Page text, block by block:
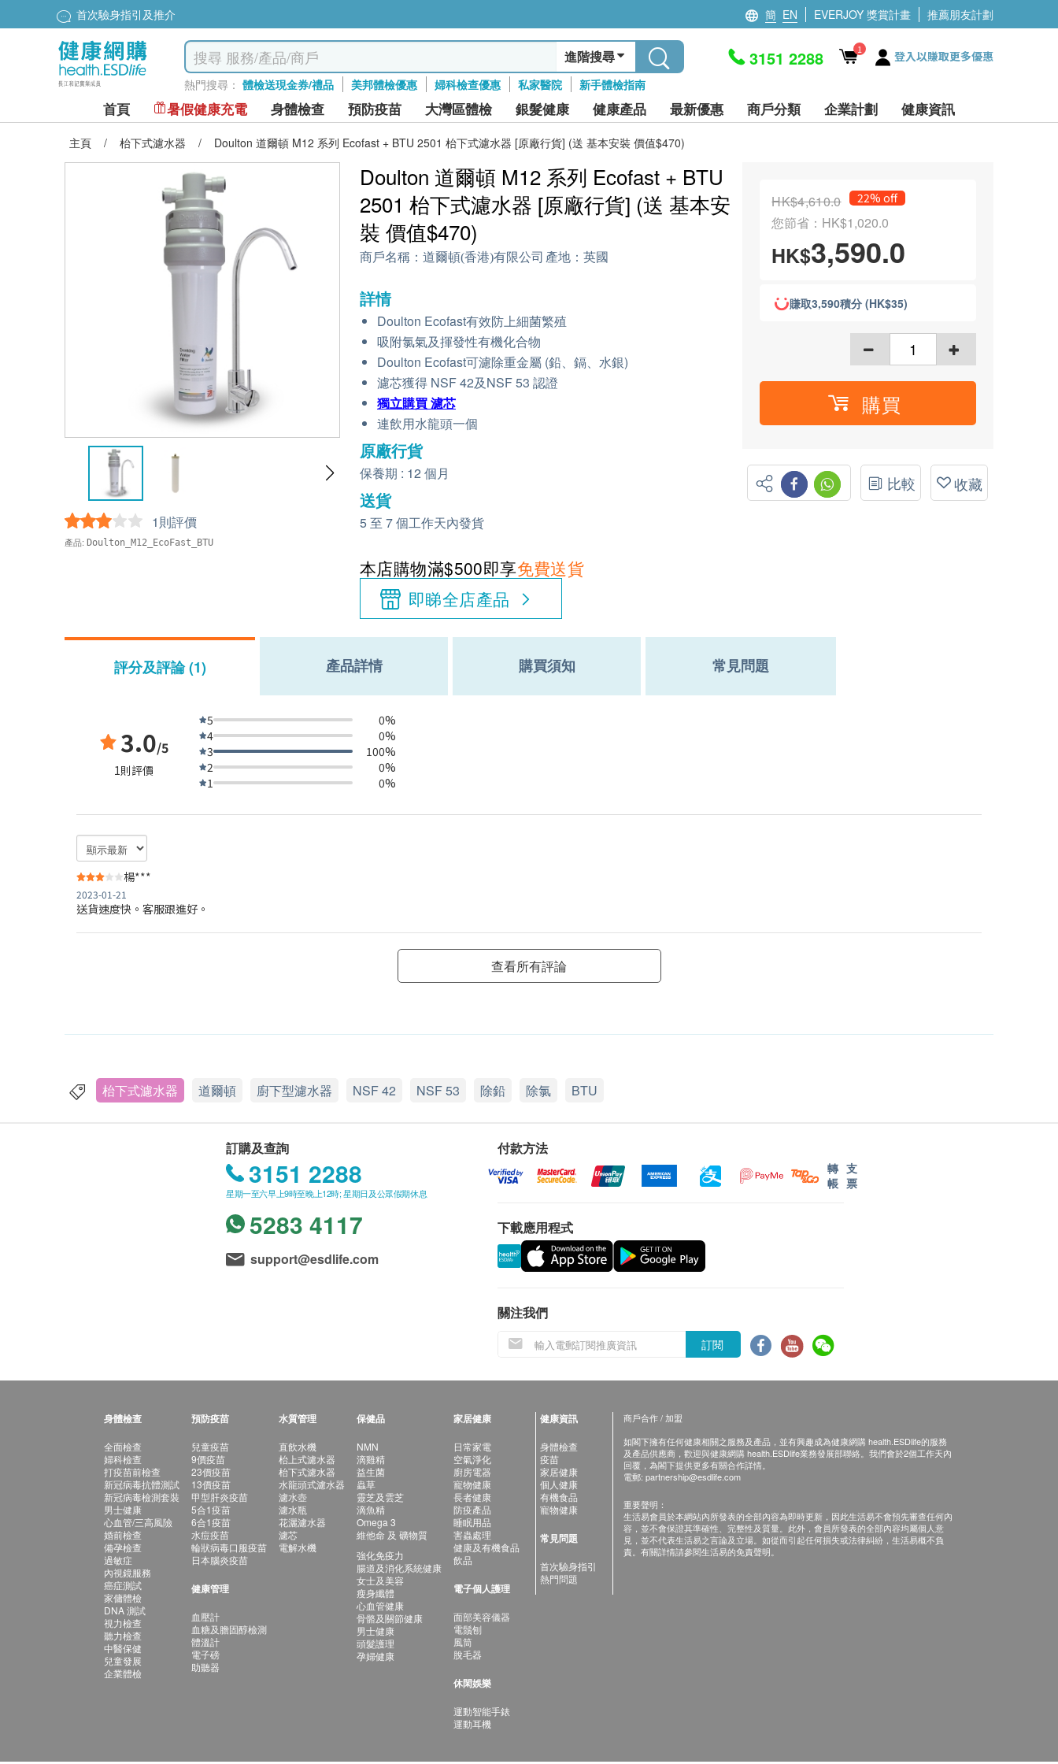
首次驗身指引及推介 簡 EN EVERJOY 獎賞計畫 推薦朋友計劃
進階搜尋
熱門搜尋： 體檢送現金券/禮品 美邦體檢優惠 婦科檢查優惠 私家醫院 新手體檢指南
3151 2288 1 登入以賺取更多優惠
首頁 暑假健康充電 身體檢查 預防疫苗 大灣區體檢 銀髮健康 健康產品 最新優惠 商戶分類 企業計劃 健康資訊
主頁 / 枱下式濾水器 / Doulton 道爾頓 M12 系列 Ecofast + BTU 2501 枱下式濾水器 [原廠行貨] (送 基本安裝 價值$470)
1則評價
產品: Doulton_M12_EcoFast_BTU
Doulton 道爾頓 M12 系列 Ecofast + BTU
2501 枱下式濾水器 [原廠行貨] (送 基本安
裝 價值$470)
商戶名稱： 道爾頓(香港)有限公司 產地： 英國
詳情
Doulton Ecofast有效防上細菌繁殖
吸附氯氣及揮發性有機化合物
Doulton Ecofast可濾除重金屬 (鉛、鎘、水銀)
濾芯獲得 NSF 42及NSF 53 認證
獨立購買濾芯
連飲用水龍頭一個
原廠行貨
保養期 : 12 個月
送貨
5 至 7 個工作天內發貨
本店購物滿$500即享免費送貨
即睇全店產品
HK$4,610.0 22% off
您節省：HK$1,020.0
HK$3,590.0
賺取3,590積分 (HK$35)
購買
比較 收藏
評分及評論 (1) 產品詳情 購買須知 常見問題
3.0/5
1則評價
5
0%
4
0%
3
100%
2
0%
1
0%
楊***
2023-01-21
送貨速度快。客服跟進好。
查看所有評論
枱下式濾水器 道爾頓 廚下型濾水器 NSF 42 NSF 53 除鉛 除氯 BTU
訂購及查詢
3151 2288
星期一至六早上9時至晚上12時; 星期日及公眾假期休息
5283 4117
support@esdlife.com
付款方法
轉
帳
支
票
下載應用程式
關注我們
訂閱
身體檢查
全面檢查
婦科檢查
打疫苗前檢查
新冠病毒抗體測試
新冠病毒檢測套裝
男士健康
心血管/三高風險
婚前檢查
備孕檢查
過敏症
內視鏡服務
癌症測試
家傭體檢
DNA 測試
視力檢查
聽力檢查
中醫保健
兒童發展
企業體檢
預防疫苗
兒童疫苗
9價疫苗
23價疫苗
13價疫苗
甲型肝炎疫苗
5合1疫苗
6合1疫苗
水痘疫苗
輪狀病毒口服疫苗
日本腦炎疫苗
健康管理
血壓計
血糖及膽固醇檢測
體溫計
電子磅
助聽器
水質管理
直飲水機
枱上式濾水器
枱下式濾水器
水龍頭式濾水器
濾水壺
濾水瓶
花灑濾水器
濾芯
電解水機
保健品
NMN
滴雞精
益生菌
蟲草
靈芝及雲芝
滴魚精
Omega 3
維他命 及 礦物質
強化免疫力
腸道及消化系統健康
女士及美容
瘦身纖體
心血管健康
骨骼及關節健康
男士健康
頭髮護理
孕婦健康
家居健康
日常家電
空氣淨化
廚房電器
寵物健康
長者健康
防疫產品
睡眠用品
害蟲處理
健康及有機食品
飲品
電子個人護理
面部美容儀器
電鬚刨
風筒
脫毛器
休閑娛樂
運動智能手錶
運動耳機
健康資訊
身體檢查
疫苗
家居健康
個人健康
有機食品
寵物健康
常見問題
首次驗身指引
熱門問題
商戶合作 / 加盟
如閣下擁有任何健康相關之服務及產品，並有興趣成為健康網購 health.ESDlife的服務
及產品供應商，歡迎與健康網購 health.ESDlife業務發展部聯絡。我們會於2個工作天內
回覆，為閣下提供更多有關合作詳情。
電郵: partnership@esdlife.com
重要聲明：
生活易會員於本網站內所發表的全部內容為即時更新，因此生活易不會預先審查任何內
容，並不會保證其準確性、完整性及質量。此外，會員所發表的全部內容均屬個人意
見，並不代表生活易之言論及立場。如從而引起任何損失或法律糾紛，生活易概不負
責。有關詳情請參閱生活易的免責聲明。